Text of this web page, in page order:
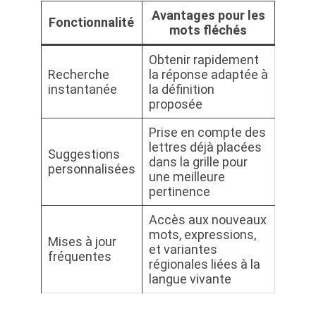
Fonctionnalité
Avantages pour les
mots fléchés
Recherche
instantanée
Obtenir rapidement
la réponse adaptée à
la définition
proposée
Suggestions
personnalisées
Prise en compte des
lettres déjà placées
dans la grille pour
une meilleure
pertinence
Mises à jour
fréquentes
Accès aux nouveaux
mots, expressions,
et variantes
régionales liées à la
langue vivante